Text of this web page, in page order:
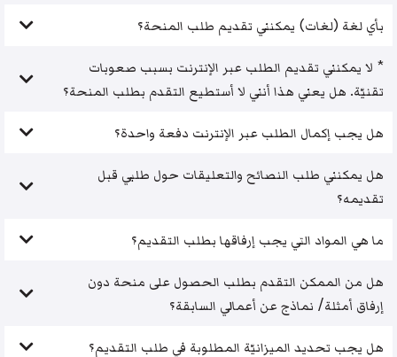
بأي لغة (لغات) يمكنني تقديم طلب المنحة؟
* لا يمكنني تقديم الطلب عبر الإنترنت بسبب صعوبات
تقنيّة. هل يعني هذا أنني لا أستطيع التقدم بطلب المنحة؟
هل يجب إكمال الطلب عبر الإنترنت دفعة واحدة؟
هل يمكنني طلب النصائح والتعليقات حول طلبي قبل
تقديمه؟
ما هي المواد التي يجب إرفاقها بطلب التقديم؟
هل من الممكن التقدم بطلب الحصول على منحة دون
إرفاق أمثلة/ نماذج عن أعمالي السابقة؟
هل يجب تحديد الميزانيّة المطلوبة في طلب التقديم؟